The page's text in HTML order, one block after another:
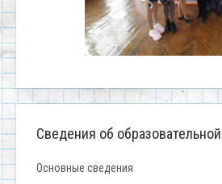
Сведения об
Основные сведения